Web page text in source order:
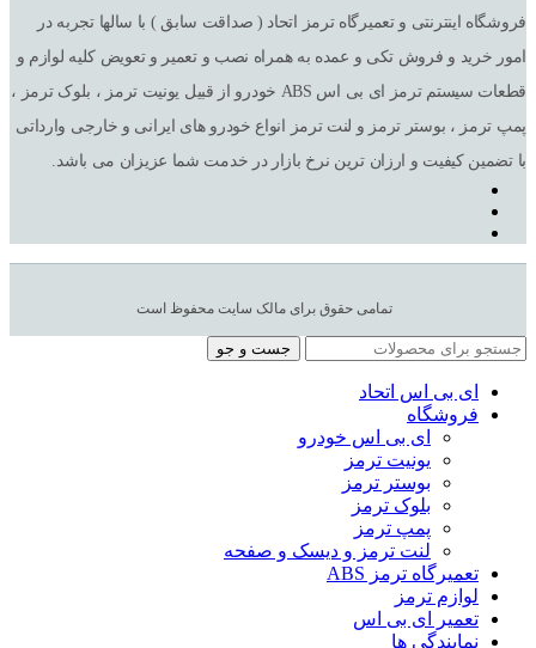
فروشگاه اینترنتی و تعمیرگاه ترمز اتحاد ( صداقت سابق ) با سالها تجربه در
امور خرید و فروش تکی و عمده به همراه نصب و تعمیر و تعویض کلیه لوازم و
قطعات سیستم ترمز ای بی اس ABS خودرو از قبیل یونیت ترمز ، بلوک ترمز ،
پمپ ترمز ، بوستر ترمز و لنت ترمز انواع خودرو های ایرانی و خارجی وارداتی
با تضمین کیفیت و ارزان ترین نرخ بازار در خدمت شما عزیزان می باشد.
تمامی حقوق برای مالک سایت محفوظ است
جست و جو
ای بی اس اتحاد
فروشگاه
ای بی اس خودرو
یونیت ترمز
بوستر ترمز
بلوک ترمز
پمپ ترمز
لنت ترمز و دیسک و صفحه
تعمیرگاه ترمز ABS
لوازم ترمز
تعمیر ای بی اس
نمایندگی ها